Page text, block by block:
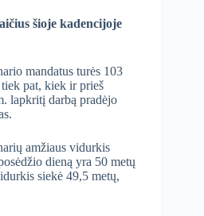
šioje kadencijoje
mandatus turės 103
pat, kiek ir prieš
lapkritį darbą pradėjo
amžiaus vidurkis
dieną yra 50 metų
siekė 49,5 metų,